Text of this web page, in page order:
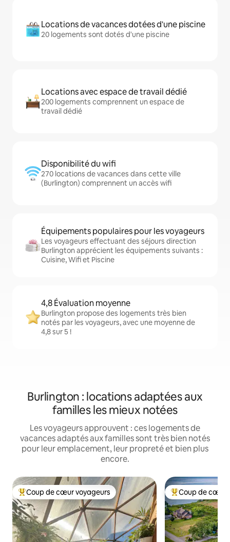
Locations de vacances dotées d'une piscine
20 logements sont dotés d'une piscine
Locations avec espace de travail dédié
200 logements comprennent un espace de
travail dédié
Disponibilité du wifi
270 locations de vacances dans cette ville
(Burlington) comprennent un accès wifi
Équipements populaires pour les voyageurs
Les voyageurs effectuant des séjours direction
Burlington apprécient les équipements suivants :
Cuisine, Wifi et Piscine
4,8 Évaluation moyenne
Burlington propose des logements très bien
notés par les voyageurs, avec une moyenne de
4,8 sur 5 !
Burlington : locations adaptées aux
familles les mieux notées
Les voyageurs approuvent : ces logements de
vacances adaptés aux familles sont très bien notés
pour leur emplacement, leur propreté et bien plus
encore.
Coups de cœur voyageurs les plus appréciés
Coup de cœur voyageurs Coups de cœur
Coup de cœur